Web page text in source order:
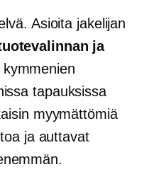
Asioita jakelijan
ja
tapauksissa
myymättömiä
ja auttavat